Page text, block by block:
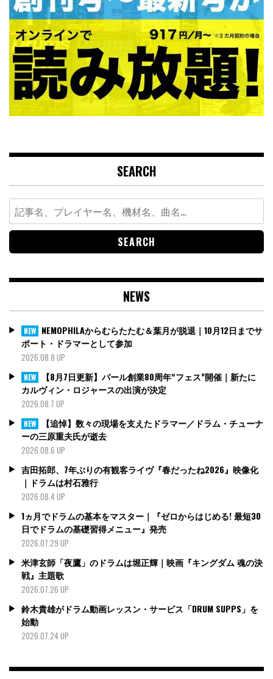
SEARCH
Search
for:
NEWS
NEW NEMOPHILAからむらたたむ＆葉月が脱退｜10月12日までサ
ポート・ドラマーとして参加
2026.08.8 UP
NEW
【8月7日更新】パール創業80周年“フェス”開催｜新たに
カルヴィン・ロジャースの出演が決定
2026.08.7 UP
NEW
【追悼】数々の現場を支えたドラマー／ドラム・チューナ
ーの三原重夫氏が逝去
2026.08.6 UP
吉田拓郎、7年ぶりの有観客ライヴ『春だったね2026』映像化
｜ドラムは村石雅行
2026.08.4 UP
1ヵ月でドラムの基本をマスター｜『ゼロからはじめる! 最短30
日でドラムの基礎習得メニュー』発売
2026.07.29 UP
米津玄師「夜鷹」のドラムは堀正輝｜映画『キングダム 魂の決
戦』主題歌
2026.07.26 UP
鈴木貴雄がドラム動画レッスン・サービス「DRUM SUPPS」を
始動
2026.07.24 UP